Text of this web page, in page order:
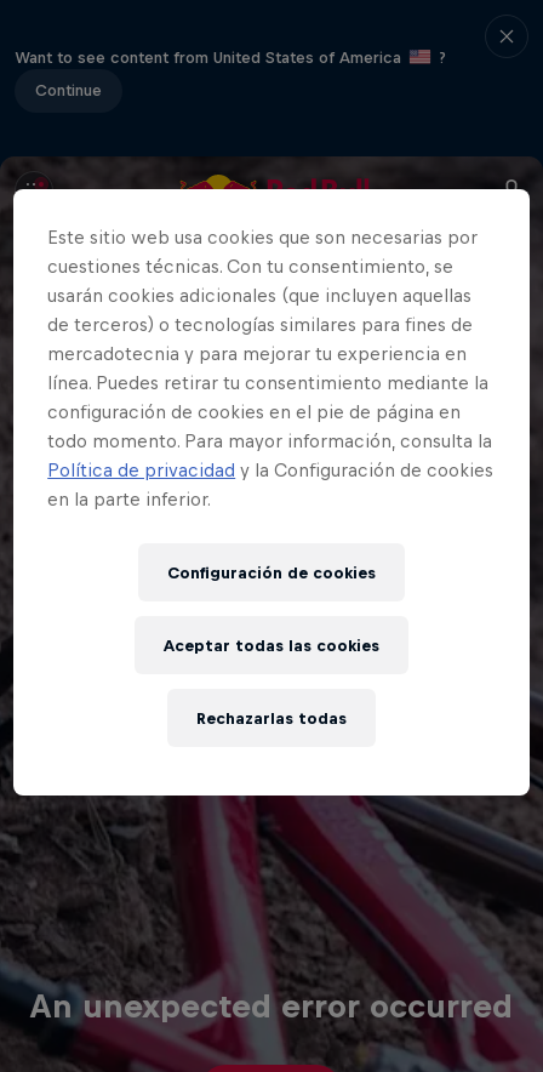
Want to see content from United States of America
?
Continue
An unexpected error occurred
Este sitio web usa cookies que son necesarias por
cuestiones técnicas. Con tu consentimiento, se
usarán cookies adicionales (que incluyen aquellas
de terceros) o tecnologías similares para fines de
mercadotecnia y para mejorar tu experiencia en
línea. Puedes retirar tu consentimiento mediante la
configuración de cookies en el pie de página en
todo momento. Para mayor información, consulta la
Política de privacidad y la Configuración de cookies
en la parte inferior.
Configuración de cookies
Rechazarlas todas
Aceptar todas las cookies